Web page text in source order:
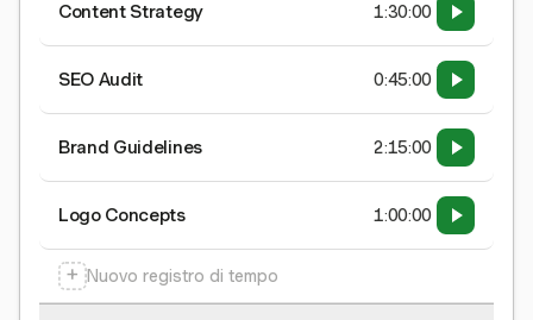
Content Strategy 1:30:00
SEO Audit 0:45:00
Brand Guidelines 2:15:00
Logo Concepts 1:00:00
+ Nuovo registro di tempo